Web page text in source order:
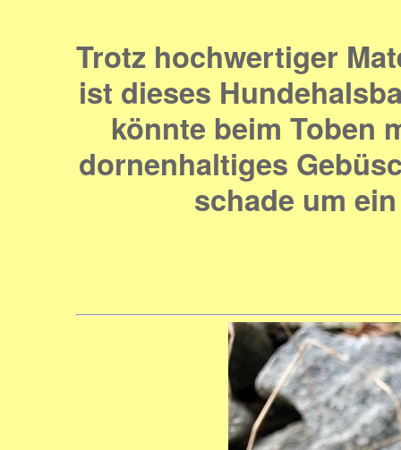
Trotz hochwertiger
ist dieses
könnte beim Toben
dornenhaltiges
schade um